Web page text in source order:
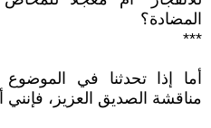
المضادة؟
***
أما إذا تحدثنا في
مناقشة الصديق العزيز، فإنني